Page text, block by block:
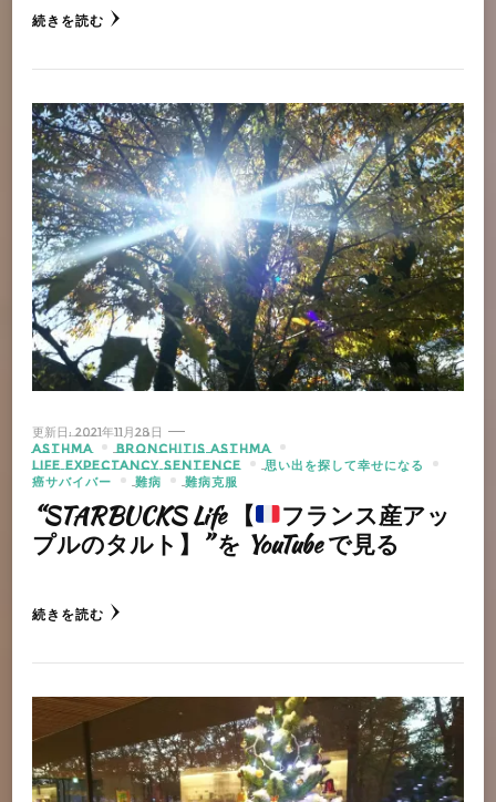
続きを読む
更新日:2021年11月28日
ASTHMA
BRONCHITIS ASTHMA
LIFE EXPECTANCY SENTENCE
思い出を探して幸せになる
癌サバイバー
難病 難病克服
“STARBUCKS Life 【
フランス産アッ
プルのタルト】” を YouTube で見る
続きを読む